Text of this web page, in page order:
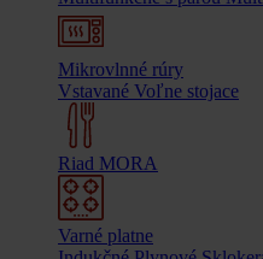
Mikrovlnné rúry
Vstavané Voľne stojace
Riad MORA
Varné platne